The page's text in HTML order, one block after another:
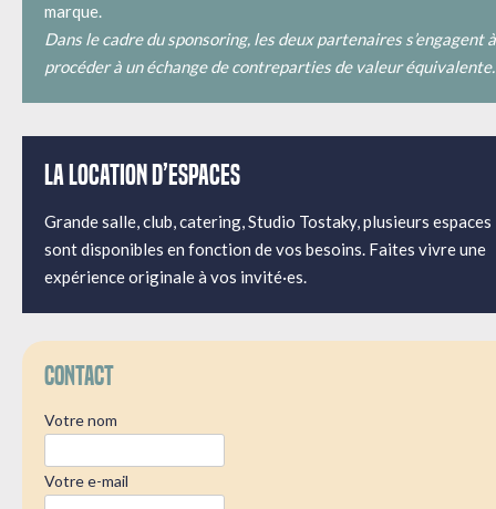
marque.
Dans le cadre du sponsoring, les deux partenaires s’engagent à
procéder à un échange de contreparties de valeur équivalente.
La location d’espaces
Grande salle, club, catering, Studio Tostaky, plusieurs espaces
sont disponibles en fonction de vos besoins. Faites vivre une
expérience originale à vos invité·es.
Contact
Votre nom
Votre e-mail